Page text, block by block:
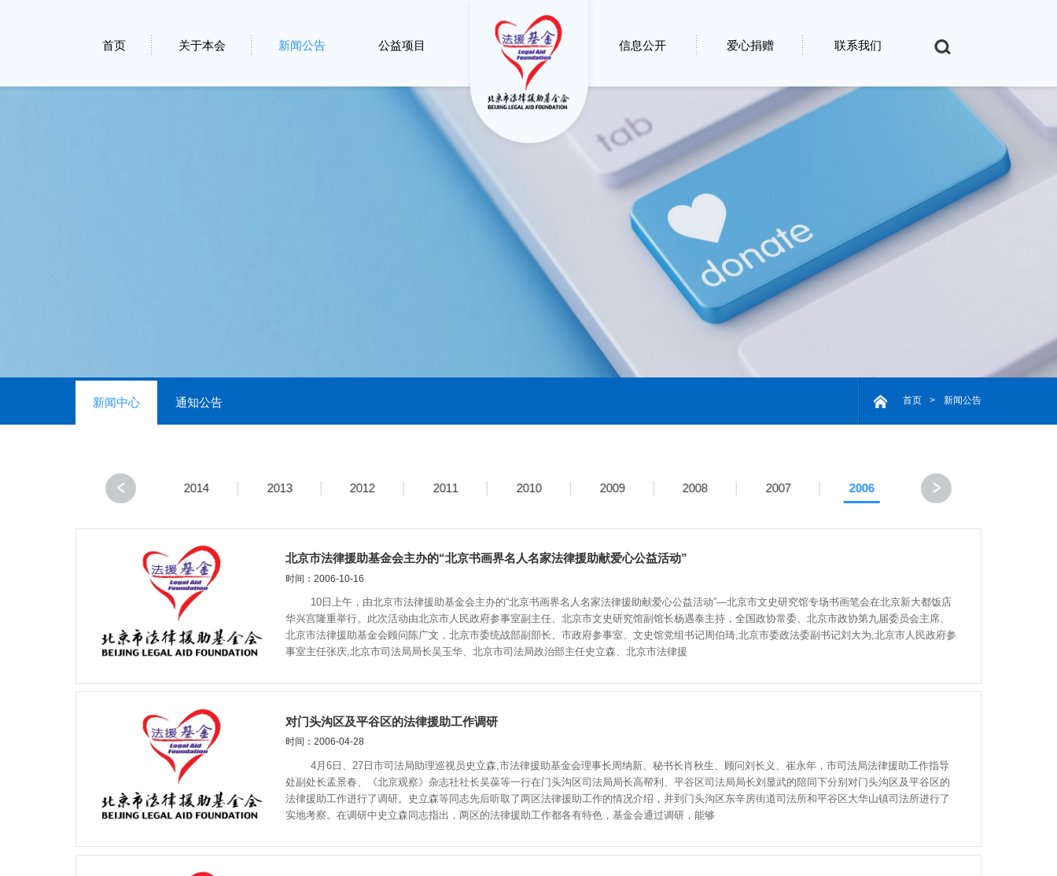
首页 关于本会 新闻公告 公益项目 信息公开 爱心捐赠 联系我们
新闻中心 通知公告 首页 > 新闻公告
2015 2014 2013 2012 2011 2010 2009 2008 2007 2006
北京市法律援助基金会主办的“北京书画界名人名家法律援助献爱心公益活动”
时间：2006-10-16
10日上午，由北京市法律援助基金会主办的“北京书画界名人名家法律援助献爱心公益活动”―北京市文史研究馆专场书画笔会在北京新大都饭店
华兴宫隆重举行。此次活动由北京市人民政府参事室副主任、北京市文史研究馆副馆长杨遇泰主持，全国政协常委、北京市政协第九届委员会主席、
北京市法律援助基金会顾问陈广文，北京市委统战部副部长、市政府参事室、文史馆党组书记周伯琦,北京市委政法委副书记刘大为,北京市人民政府参
事室主任张庆,北京市司法局局长吴玉华、北京市司法局政治部主任史立森、北京市法律援
对门头沟区及平谷区的法律援助工作调研
时间：2006-04-28
4月6日、27日市司法局助理巡视员史立森,市法律援助基金会理事长周纳新、秘书长肖秋生、顾问刘长义、崔永年，市司法局法律援助工作指导
处副处长孟景春、《北京观察》杂志社社长吴葆等一行在门头沟区司法局局长高帮利、平谷区司法局局长刘显武的陪同下分别对门头沟区及平谷区的
法律援助工作进行了调研。史立森等同志先后听取了两区法律援助工作的情况介绍，并到门头沟区东辛房街道司法所和平谷区大华山镇司法所进行了
实地考察。在调研中史立森同志指出，两区的法律援助工作都各有特色，基金会通过调研，能够